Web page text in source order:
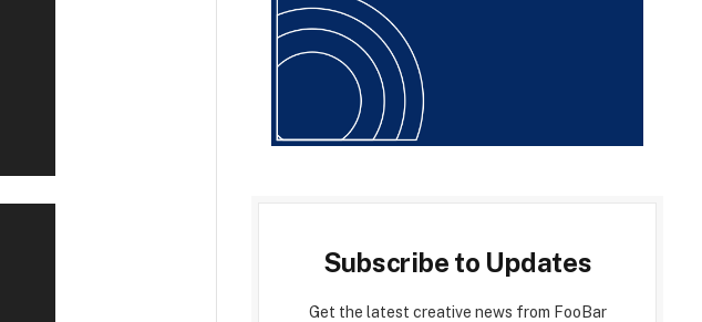
Subscribe to Updates
Get the latest creative news from FooBar